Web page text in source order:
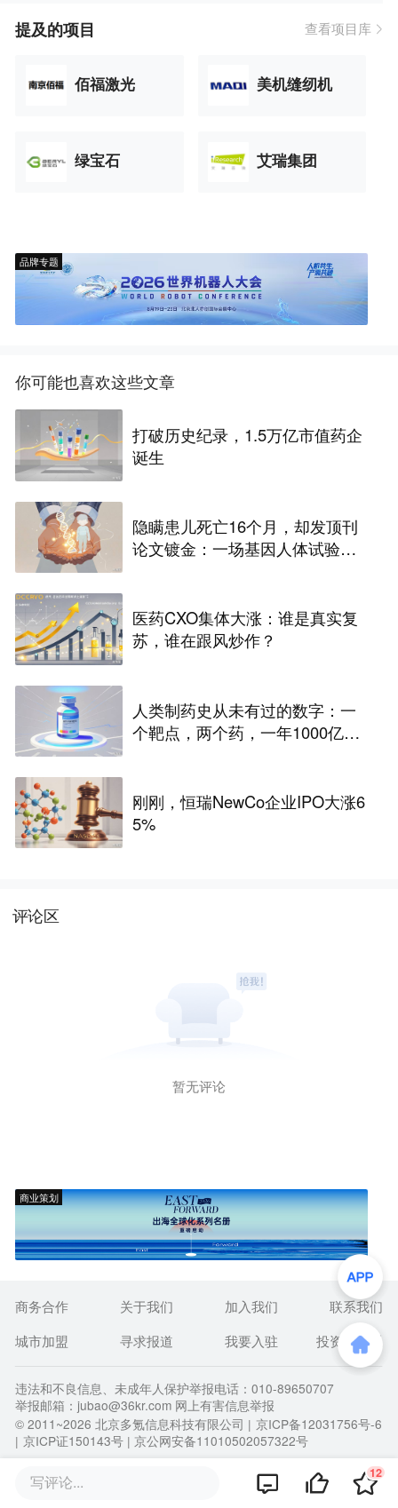
提及的项目 查看项目库
佰福激光 美机缝纫机
绿宝石 艾瑞集团
品牌专题
你可能也喜欢这些文章
打破历史纪录，1.5万亿市值药企
诞生
隐瞒患儿死亡16个月，却发顶刊
论文镀金：一场基因人体试验悲
医药CXO集体大涨：谁是真实复
苏，谁在跟风炒作？
人类制药史从未有过的数字：一
个靶点，两个药，一年1000亿美
刚刚，恒瑞NewCo企业IPO大涨6
5%
评论区
暂无评论
商业策划
写评论... 12
商务合作 关于我们 加入我们
联系我们
城市加盟
寻求报道 我要入驻 投资者关系
违法和不良信息、未成年人保护举报电话：010-89650707
举报邮箱：jubao@36kr.com 网上有害信息举报
© 2011~2026 北京多氪信息科技有限公司 | 京ICP备12031756号-6
| 京ICP证150143号 | 京公网安备11010502057322号